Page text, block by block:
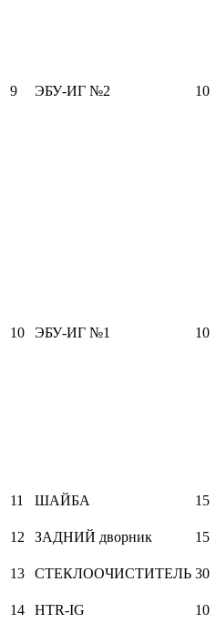
9 ЭБУ-ИГ №2 10
10 ЭБУ-ИГ №1 10
11
ШАЙБА 15
12
ЗАДНИЙ дворник 15
13
СТЕКЛООЧИСТИТЕЛЬ 30
14
HTR-IG 10